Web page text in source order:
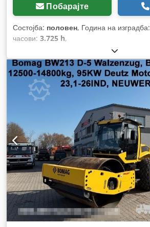
Побарајте
Состојба: половен, Година на изградба:
часови: 3.725 h,